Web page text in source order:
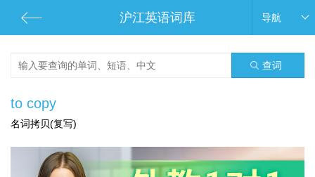
沪江英语词库 导航
查词
to copy
名词拷贝(复写)